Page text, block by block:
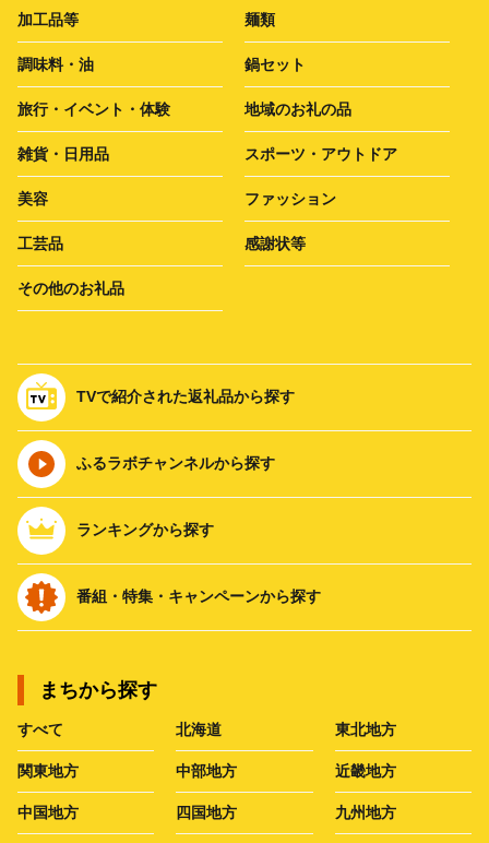
加工品等 麺類
調味料・油 鍋セット
旅行・イベント・体験 地域のお礼の品
雑貨・日用品 スポーツ・アウトドア
美容 ファッション
工芸品 感謝状等
その他のお礼品
TVで紹介された返礼品から探す
ふるラボチャンネルから探す
ランキングから探す
番組・特集・キャンペーンから探す
まちから探す
すべて 北海道 東北地方
関東地方 中部地方 近畿地方
中国地方 四国地方 九州地方